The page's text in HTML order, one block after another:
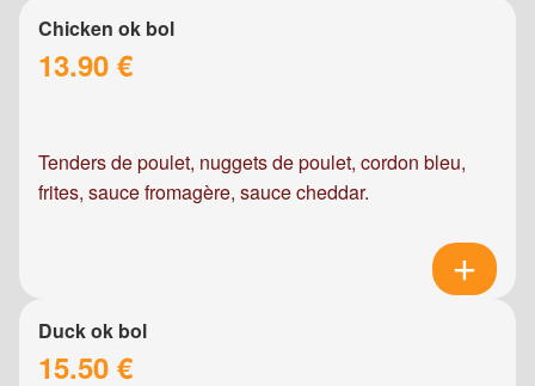
Chicken ok bol
13.90 €
Tenders de poulet, nuggets de poulet, cordon bleu,
frites, sauce fromagère, sauce cheddar.
Duck ok bol
15.50 €